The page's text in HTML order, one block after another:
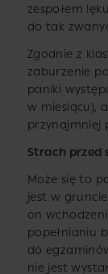
zespołem
do tak
Zgodnie z
zaburzenie
paniki
w miesiącu),
przynajmniej
Strach przed
Może się to
jest w
on
popełnianiu
do
nie jest